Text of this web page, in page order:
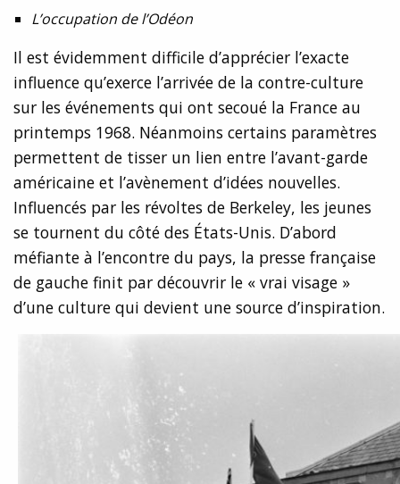
L’occupation de l’Odéon
Il est évidemment difficile d’apprécier l’exacte
influence qu’exerce l’arrivée de la contre-culture
sur les événements qui ont secoué la France au
printemps 1968. Néanmoins certains paramètres
permettent de tisser un lien entre l’avant-garde
américaine et l’avènement d’idées nouvelles.
Influencés par les révoltes de Berkeley, les jeunes
se tournent du côté des États-Unis. D’abord
méfiante à l’encontre du pays, la presse française
de gauche finit par découvrir le « vrai visage »
d’une culture qui devient une source d’inspiration.